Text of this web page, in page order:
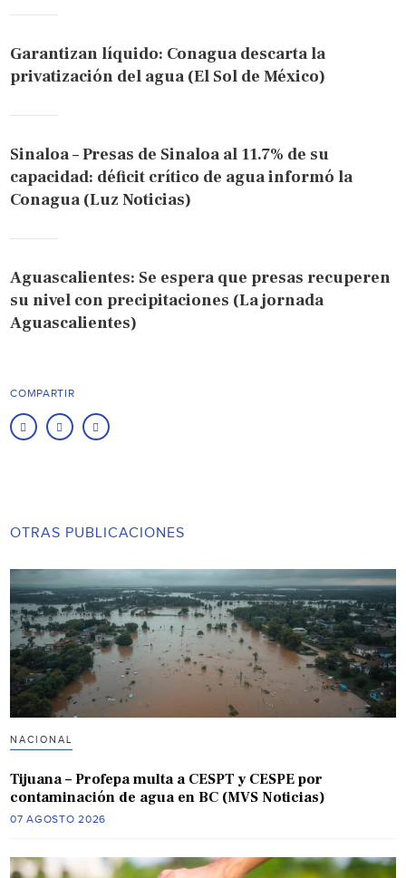
Garantizan líquido: Conagua descarta la
privatización del agua (El Sol de México)
Sinaloa – Presas de Sinaloa al 11.7% de su
capacidad: déficit crítico de agua informó la
Conagua (Luz Noticias)
Aguascalientes: Se espera que presas recuperen
su nivel con precipitaciones (La jornada
Aguascalientes)
COMPARTIR
OTRAS PUBLICACIONES
NACIONAL
Tijuana – Profepa multa a CESPT y CESPE por
contaminación de agua en BC (MVS Noticias)
07 AGOSTO 2026